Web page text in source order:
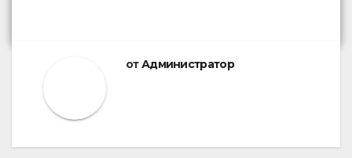
отАдминистратор